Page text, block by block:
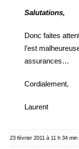
Salutations,
Donc faites
l’est
assurances…
Cordialement,
Laurent
23 février 2011 à 11 h 34 min